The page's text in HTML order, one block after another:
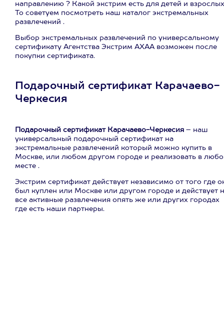
направлению ? Какой экстрим есть для детей и
То советуем посмотреть наш каталог экстремальных
развлечений .
Выбор экстремальных развлечений по универсальному
сертификату Агентства Экстрим АХАА возможен после
покупки сертификата.
Подарочный сертификат Карачаево-
Черкесия
Подарочный сертификат Карачаево-Черкесия – наш
универсальный подарочный сертификат на
экстремальные развлечений который можно купить в
Москве, или любом другом городе и реализовать в
месте .
Экстрим сертификат действует независимо от того где
был куплен или Москве или другом городе и действует
все активные развлечения опять же или других городах
где есть наши партнеры.